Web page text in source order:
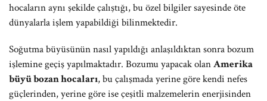
hocaların aynı şekilde çalıştığı, bu özel bilgiler sayesinde öte
dünyalarla işlem yapabildiği bilinmektedir.
Soğutma büyüsünün nasıl yapıldığı anlaşıldıktan sonra bozum
işlemine geçiş yapılmaktadır. Bozumu yapacak olanAmerika
büyü bozan hocaları, bu çalışmada yerine göre kendi nefes
güçlerinden, yerine göre ise çeşitli malzemelerin enerjisinden